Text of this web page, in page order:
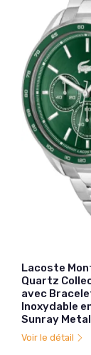
Lacoste
Quartz
avec
Inoxydable
Sunray Metal
Voir le détail